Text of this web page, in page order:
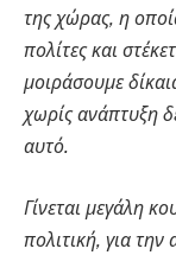
της χώρας, η
πολίτες και
μοιράσουμε
χωρίς ανάπτυξη
αυτό.
Γίνεται μεγάλη
πολιτική, για την